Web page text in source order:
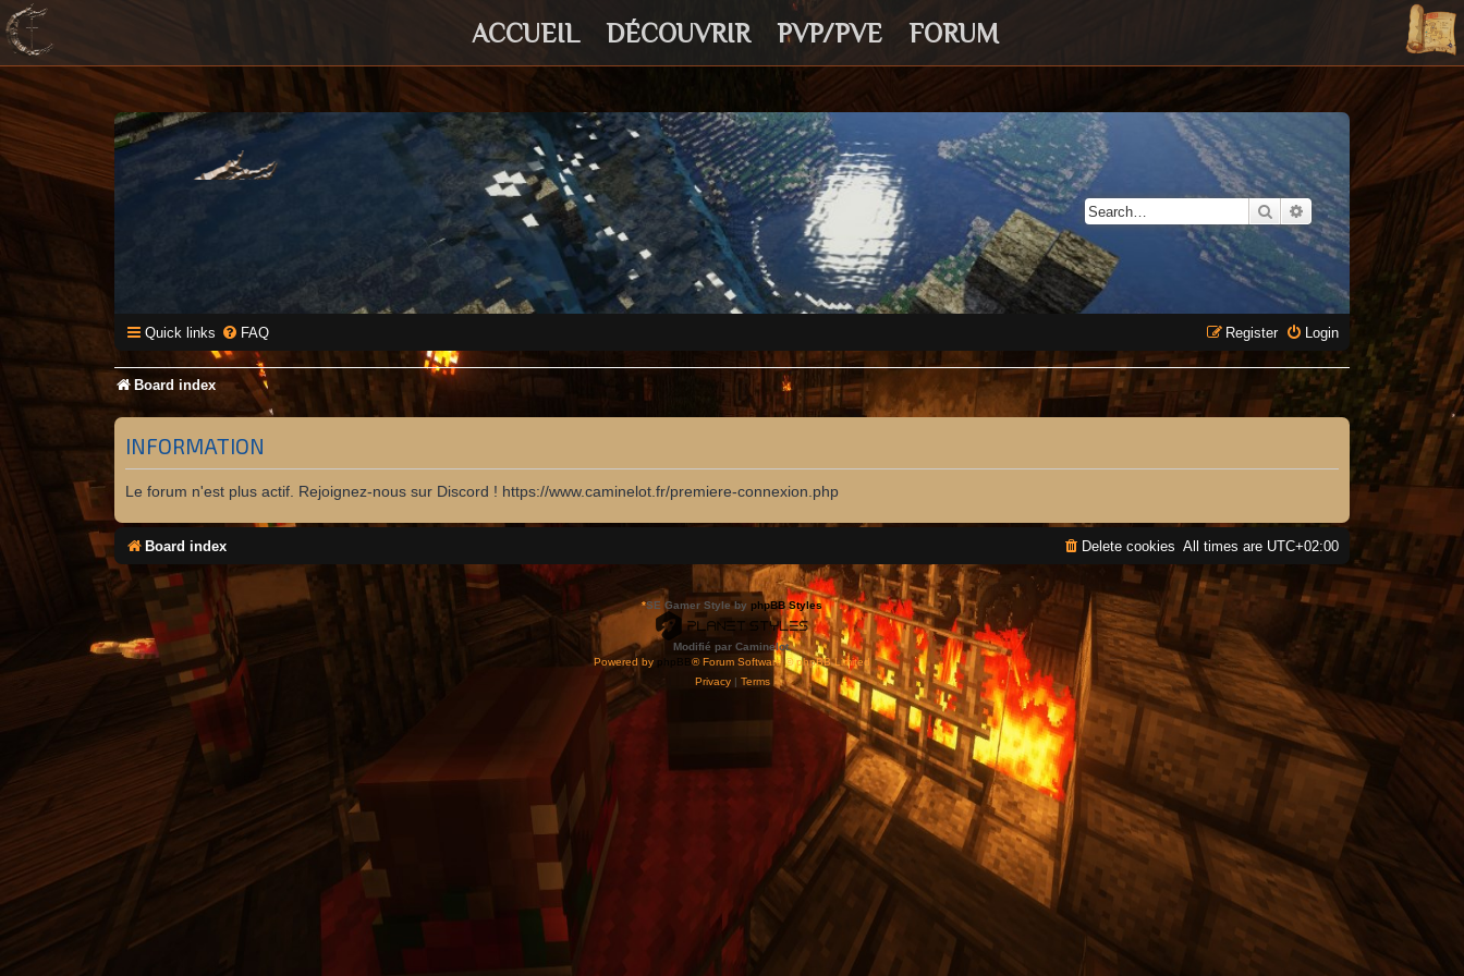
ACCUEIL DÉCOUVRIR PVP/PVE FORUM
SearchAdvanced search
Quick links FAQ Login
Register
Board index
INFORMATION
Le forum n'est plus actif. Rejoignez-nous sur Discord ! https://www.caminelot.fr/premiere-connexion.php
Board index All times are UTC+02:00
Delete cookies
*SE Gamer Style by phpBB Styles
Modifié par Caminelot.
Powered by phpBB® Forum Software © phpBB Limited
Privacy| Terms